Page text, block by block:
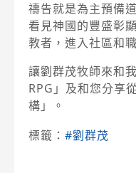
禱告就是為主預備
看見神國的豐盛彰
教者，進入社區和
讓劉群茂牧師來和
RPG」及和您分享
構」。
標籤： #劉群茂